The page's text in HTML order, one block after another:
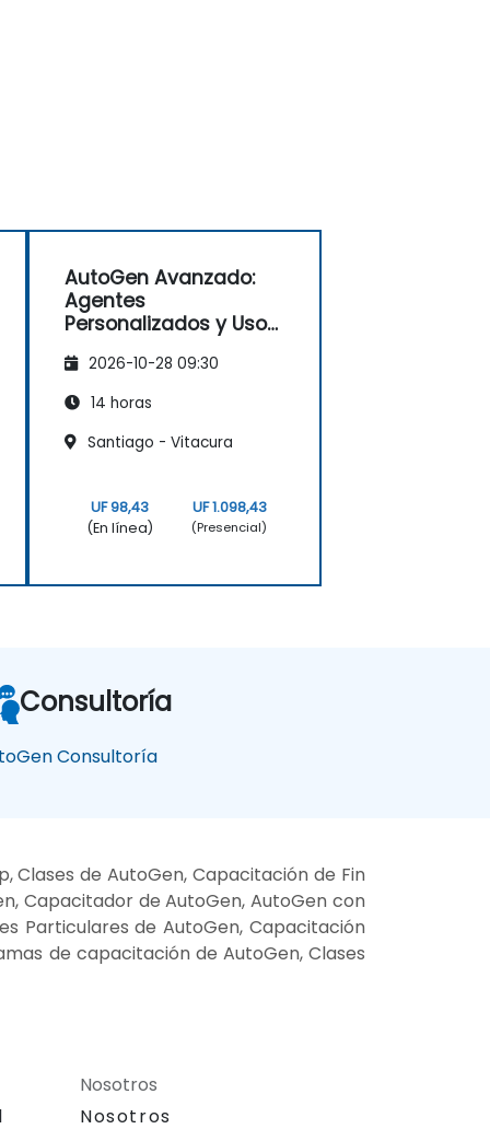
AutoGen Avanzado:
Agentes
Personalizados y Uso
Herramientas
2026-10-28 09:30
14 horas
Santiago - Vitacura
UF 98,43
(En línea)
UF 1.098,43
(Presencial)
Consultoría
Consultoría
Clases de AutoGen, Capacitación de Fin
Capacitador de AutoGen, AutoGen con
Particulares de AutoGen, Capacitación
de capacitación de AutoGen, Clases
Nosotros
Nosotros